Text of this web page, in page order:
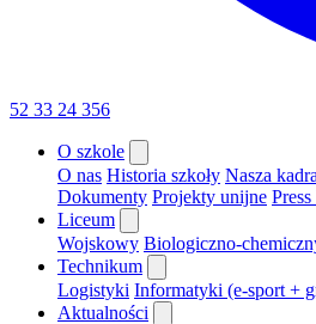
52 33 24 356
O szkole
O nas Historia szkoły Nasza kadra
Dokumenty Projekty unijne
Liceum
Wojskowy Biologiczno-
Technikum
Logistyki Informatyki (e-sport +
Aktualności